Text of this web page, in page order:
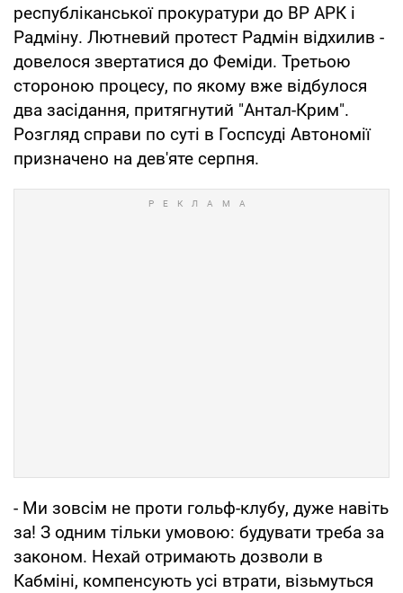
республіканської прокуратури до ВР АРК і
Радміну. Лютневий протест Радмін відхилив -
довелося звертатися до Феміди. Третьою
стороною процесу, по якому вже відбулося
два засідання, притягнутий "Антал-Крим".
Розгляд справи по суті в Госпсуді Автономії
призначено на дев'яте серпня.
- Ми зовсім не проти гольф-клубу, дуже навіть
за! З одним тільки умовою: будувати треба за
законом. Нехай отримають дозволи в
Кабміні, компенсують усі втрати, візьмуться